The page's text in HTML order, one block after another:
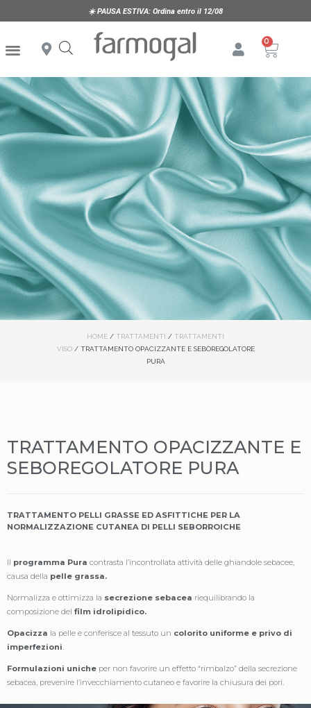
☀️PAUSA ESTIVA: Ordina entro il 12/08
HOME / TRATTAMENTI / TRATTAMENTI
VISO/ TRATTAMENTO OPACIZZANTE E SEBOREGOLATORE
PURA
TRATTAMENTO OPACIZZANTE E
SEBOREGOLATORE PURA
TRATTAMENTO PELLI GRASSE ED ASFITTICHE PER LA
NORMALIZZAZIONE CUTANEA DI PELLI SEBORROICHE
Il programma Pura contrasta l’incontrollata attività delle ghiandole sebacee,
causa della pelle grassa.
Normalizza e ottimizza la secrezione sebacea riequilibrando la
composizione del film idrolipidico.
Opacizza la pelle e conferisce al tessuto un colorito uniforme e privo di
imperfezioni.
Formulazioni uniche per non favorire un effetto “rimbalzo” della secrezione
sebacea, prevenire l’invecchiamento cutaneo e favorire la chiusura dei pori.